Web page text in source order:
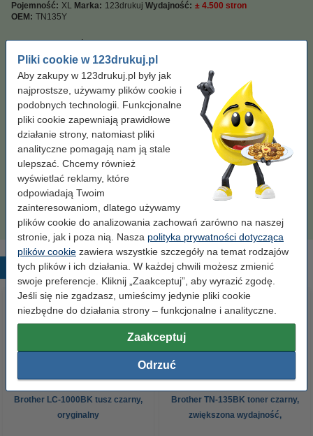
Pliki cookie w 123drukuj.pl
Aby zakupy w 123drukuj.pl były jak
najprostsze, używamy plików cookie i
podobnych technologii. Funkcjonalne
pliki cookie zapewniają prawidłowe
działanie strony, natomiast pliki
analityczne pomagają nam ją stale
ulepszać. Chcemy również
wyświetlać reklamy, które
odpowiadają Twoim
zainteresowaniom, dlatego używamy
plików cookie do analizowania zachowań zarówno na naszej
stronie, jak i poza nią. Nasza polityka prywatności dotycząca
plików cookie zawiera wszystkie szczegóły na temat rodzajów
tych plików i ich działania. W każdej chwili możesz zmienić
swoje preferencje. Kliknij „Zaakceptuj”, aby wyrazić zgodę.
Jeśli się nie zgadzasz, umieścimy jedynie pliki cookie
niezbędne do działania strony – funkcjonalne i analityczne.
Zaakceptuj
Odrzuć
Pojemność: XL Marka: 123drukuj Wydajność: ± 4.500 stron
OEM: TN135Y
Kliknij i sprawdź całą specyfikacje
Zaoszczędź prawie80%w porównaniu do wersji oryginalnej!
Dostawa: 2-3 dni robocze
Za stronę 0,03 zł
149,00 zł Zamawiam
Wskazówka: zamów papier
Papier ksero A4 80 g/m2 (2500 szt.), 123drukuj
(5 ryz)
110,00 zł
Popularne produkty
Brother LC-1000BK tusz czarny,
oryginalny
Brother TN-135BK toner czarny,
zwiększona wydajność,